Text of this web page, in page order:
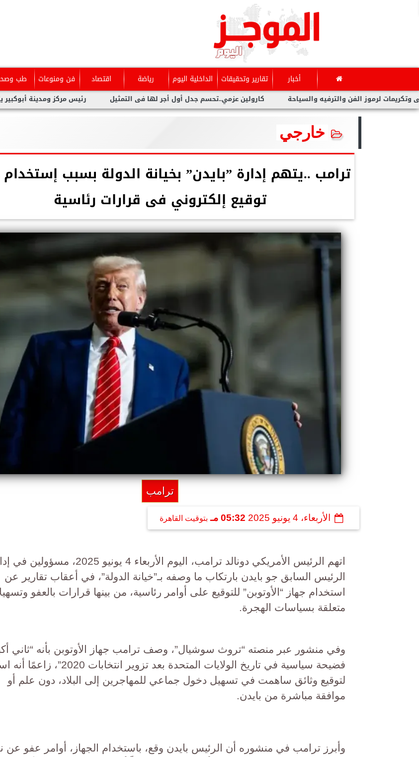
أخبار تقارير وتحقيقات الداخلية اليوم رياضة اقتصاد فن ومنوعات طب
رئيس مركز ومدينة أبوكبير يتفقد كارولين عزمي..تحسم جدل أول أجر لها فى التمثيل لرموز الفن والترفيه والسياحة
خارجي
ترامب ..يتهم إدارة ”بايدن” بخيانة الدولة بسبب
توقيع إلكتروني فى قرارات رئاسية
ترامب
الأربعاء، 4 يونيو 2025 05:32 مـ بتوقيت القاهرة
اتهم الرئيس الأمريكي دونالد ترامب، اليوم الأربعاء 4 يونيو 2025،
الرئيس السابق جو بايدن بارتكاب ما وصفه بـ”خيانة الدولة”، في أعقاب تقارير عن
استخدام جهاز “الأوتوبن” للتوقيع على أوامر رئاسية، من بينها قرارات بالعفو
متعلقة بسياسات الهجرة.
وفي منشور عبر منصته “تروث سوشيال”، وصف ترامب جهاز الأوتوبن بأنه “ثاني
فضيحة سياسية في تاريخ الولايات المتحدة بعد تزوير
لتوقيع وثائق ساهمت في تسهيل دخول جماعي للمهاجرين إلى البلاد، دون علم أو
موافقة مباشرة من بايدن.
وأبرز ترامب في منشوره أن الرئيس بايدن وقع، باستخدام الجهاز، أوامر عفو عن